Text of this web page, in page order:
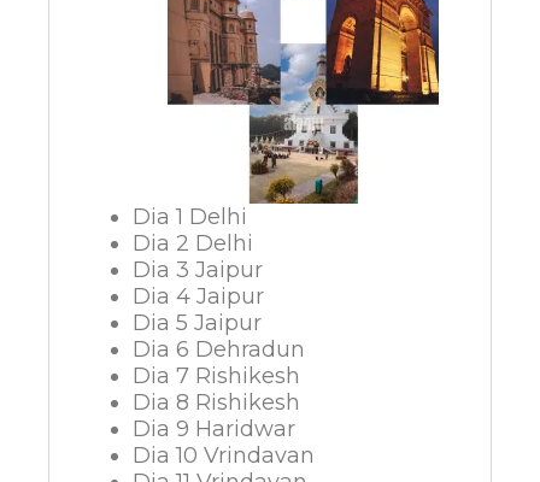
Dia 1 Delhi
Dia 2 Delhi
Dia 3 Jaipur
Dia 4 Jaipur
Dia 5 Jaipur
Dia 6 Dehradun
Dia 7 Rishikesh
Dia 8 Rishikesh
Dia 9 Haridwar
Dia 10 Vrindavan